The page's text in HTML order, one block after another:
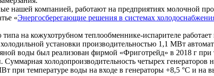
нашей компанией, работают на предприятиях молочной
«Энергосберегающие решения в системах
на кожухотрубном теплообменнике-испарителе
установки производительностью 1,1 МВт
воды был реализован фирмой «Фриготрейд» в 2018 г
холодопроизводительность четырех
при температуре воды на входе в генераторы +8,5 °С и на